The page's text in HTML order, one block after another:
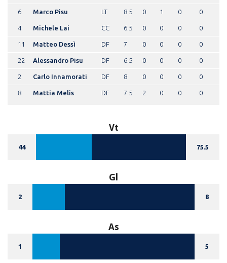
6 Marco Pisu LT 8.5 0 1 0 0
4 Michele Lai CC 6.5 0 0 0 0
11 Matteo Dessì DF 7 0 0 0 0
22 Alessandro Pisu DF 6.5 0 0 0 0
2 Carlo Innamorati DF 8 0 0 0 0
8 Mattia Melis DF 7.5 2 0 0 0
Vt
44 75.5
Gl
2 8
As
1 5